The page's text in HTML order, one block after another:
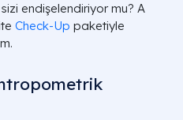
endişelendiriyor mu? A
Check-Up paketiyle